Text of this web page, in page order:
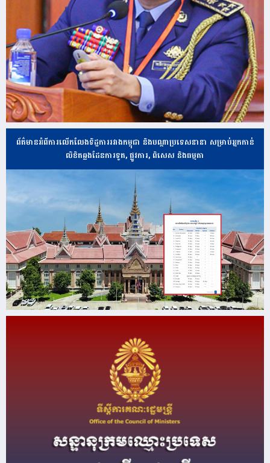
ព័ត៌មានអំពីការលើកលែងទិដ្ឋការរវាងកម្ពុជា និងបណ្ដាប្រទេសនានា សម្រាប់អ្នកកាន់
លិខិតឆ្លងដែនការទូត, ផ្លូវការ, ពិសេស និងធម្មតា